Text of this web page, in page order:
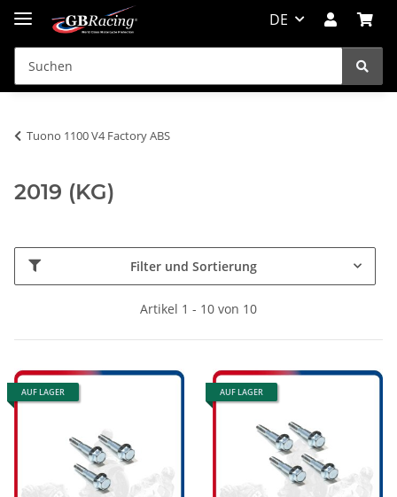
DE
Tuono 1100 V4 Factory ABS
2019 (KG)
Filter und Sortierung
Artikel 1 - 10 von 10
AUF LAGER AUF LAGER